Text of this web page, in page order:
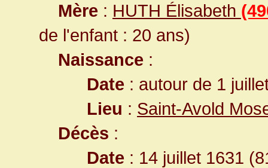
Mère : HUTH Élisabeth
de l'enfant : 20 ans)
Naissance :
Date : autour de 1
Lieu : Saint-Avold
Décès :
Date : 14 juillet 1631